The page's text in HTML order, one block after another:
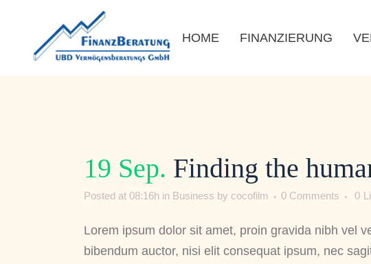
HOME FINANZIERUNG
19 Sep. Finding the
Posted at 08:16h in Business by cocofilm 0 Comments 0
Lorem ipsum dolor sit amet, proin gravida nibh vel
bibendum auctor, nisi elit consequat ipsum, nec